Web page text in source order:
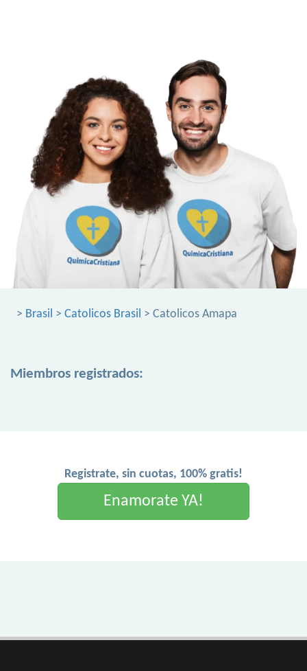
> Brasil > Catolicos Brasil > Catolicos Amapa
Miembros registrados:
Registrate, sin cuotas, 100% gratis!
Enamorate YA!